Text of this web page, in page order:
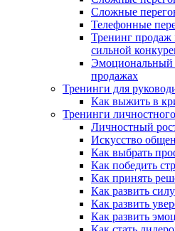
Сложные
Телефонные
Тренинг продаж
сильной
Эмоциональный
продажах
Тренинги для
Как выжить в
Тренинги
Личностный
Искусство
Как выбрать
Как победить
Как принять
Как развить
Как развить
Как развить